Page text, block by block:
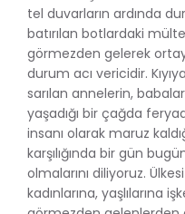
tel duvarların ardında
batırılan botlardaki
görmezden gelerek
durum acı vericidir.
sarılan annelerin,
yaşadığı bir çağda
insanı olarak maruz
karşılığında bir gün
olmalarını diliyoruz.
kadınlarına, yaşlılarına